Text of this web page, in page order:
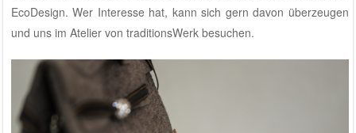
EcoDesign. Wer Interesse hat, kann sich gern davon überzeugen
und uns im Atelier von traditionsWerkbesuchen.